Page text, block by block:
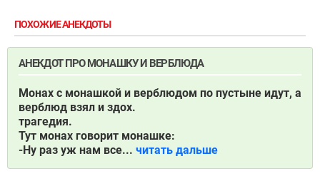
ПОХОЖИЕ АНЕКДОТЫ
АНЕКДОТ ПРО МОНАШКУ И ВЕРБЛЮДА
Монах с монашкой и верблюдом по пустыне идут, а
верблюд взял и здох.
трагедия.
Тут монах говорит монашке:
-Ну раз уж нам все... читать дальше